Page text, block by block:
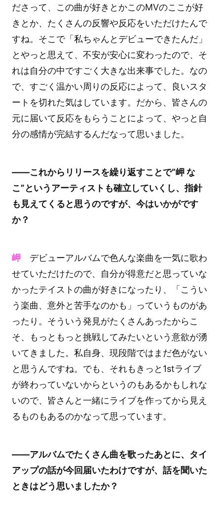
ださって、この曲が好きとかこのMVのここが好
きとか、たくさんの反響や反応をいただけたんで
すね。そこで「私ちゃんとデビューできたんだ」
とやっと思えて、不安が安心に変わったので、そ
れは自分の中ですごく大きな出来事でした。なの
で、すごく温かい周りの反応によって、良いスタ
ートを切れた気はしています。だから、皆さんの
元に届いて反応をもらうことによって、やっと自
分の感情が完結するんだなって思いました。
――これからリリースを繰り返すことで“岬 な
こ”というアーティストも確立していくし、指針
も見えてくると思うのですが、今はいかがです
か？
岬デビューアルバムで色んな楽曲を一気に歌わ
せていただけたので、自分が得意だと思っていな
かったテイストの曲が好きになったり、「こうい
う楽曲、意外と苦手なのかも」っていうものがあ
ったり。そういう発見がたくさんあったからこ
そ、もっともっと挑戦してみたいという意欲が湧
いてきました。私自身、現段階ではまだ色がない
と思うんですね。でも、それもきっと1stライブ
が終わっていないからというのもあるかもしれな
いので、皆さんと一緒にライブを作ってから見え
るものもあるのかなって思っています。
――アルバムでたくさん曲を歌ったあとに、タイ
アップの話が今回届いたわけですが、話を聞いた
ときはどう思いましたか？